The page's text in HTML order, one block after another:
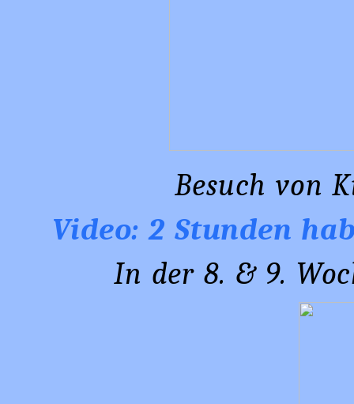
Besuch von
Video: 2 Stunden
In der 8. & 9.